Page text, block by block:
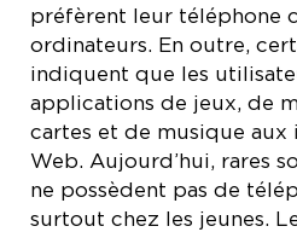
préfèrent leur téléphone
ordinateurs. En outre,
indiquent que les
applications de jeux, de
cartes et de musique aux
Web. Aujourd’hui, rares
ne possèdent pas de
surtout chez les jeunes.